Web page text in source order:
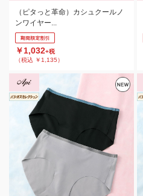
（ピタっと革命）カシュクールノ
ンワイヤー...
￥1,032+税
（税込 ￥1,135）